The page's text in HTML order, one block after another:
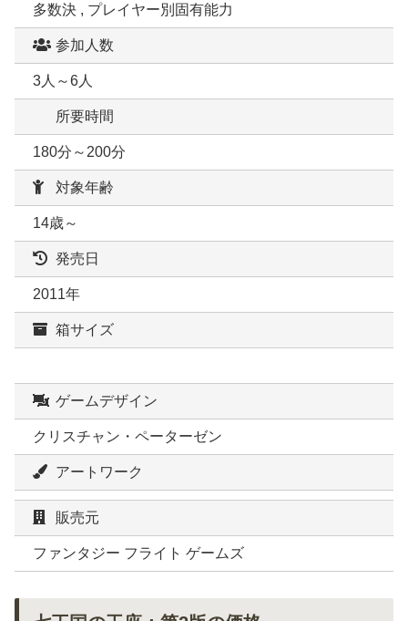
多数決 , プレイヤー別固有能力
参加人数
3人～6人
所要時間
180分～200分
対象年齢
14歳～
発売日
2011年
箱サイズ
ゲームデザイン
クリスチャン・ペーターゼン
アートワーク
販売元
ファンタジー フライト ゲームズ